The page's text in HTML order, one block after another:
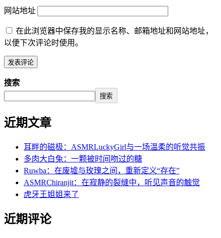
网站地址
在此浏览器中保存我的显示名称、邮箱地址和网站地址，
以便下次评论时使用。
搜索
搜索
近期文章
耳畔的磁极：ASMRLuckyGirl与一场温柔的听觉共振
多肉大白兔：一颗被时间吻过的糖
Ruwba：在废墟与玫瑰之间，重新定义“存在”
ASMRChiranjit：在寂静的裂缝中，听见声音的触觉
虎牙王姐姐来了
近期评论